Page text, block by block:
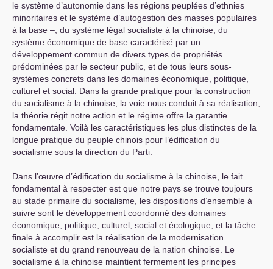
le système d’autonomie dans les régions peuplées d’ethnies
minoritaires et le système d’autogestion des masses populaires
à la base –, du système légal socialiste à la chinoise, du
système économique de base caractérisé par un
développement commun de divers types de propriétés
prédominées par le secteur public, et de tous leurs sous-
systèmes concrets dans les domaines économique, politique,
culturel et social. Dans la grande pratique pour la construction
du socialisme à la chinoise, la voie nous conduit à sa réalisation,
la théorie régit notre action et le régime offre la garantie
fondamentale. Voilà les caractéristiques les plus distinctes de la
longue pratique du peuple chinois pour l’édification du
socialisme sous la direction du Parti.
Dans l’œuvre d’édification du socialisme à la chinoise, le fait
fondamental à respecter est que notre pays se trouve toujours
au stade primaire du socialisme, les dispositions d’ensemble à
suivre sont le développement coordonné des domaines
économique, politique, culturel, social et écologique, et la tâche
finale à accomplir est la réalisation de la modernisation
socialiste et du grand renouveau de la nation chinoise. Le
socialisme à la chinoise maintient fermement les principes